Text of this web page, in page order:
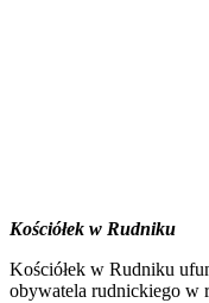
Kościółek w Rudniku
Kościółek w Rudniku
obywatela rudnickiego w